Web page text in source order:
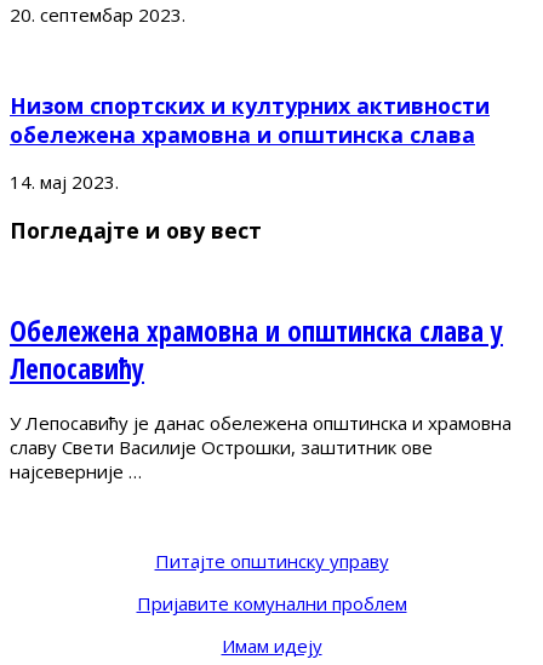
20. септембар 2023.
Низом спортских и културних активности
обележена храмовна и општинска слава
14. мај 2023.
Погледајте и ову вест
Обележена храмовна и општинска слава у
Лепосавићу
У Лепосавићу је данас обележена општинска и храмовна
славу Свети Василије Острошки, заштитник ове
најсеверније …
Питајте општинску управу
Пријавите комунални проблем
Имам идеју